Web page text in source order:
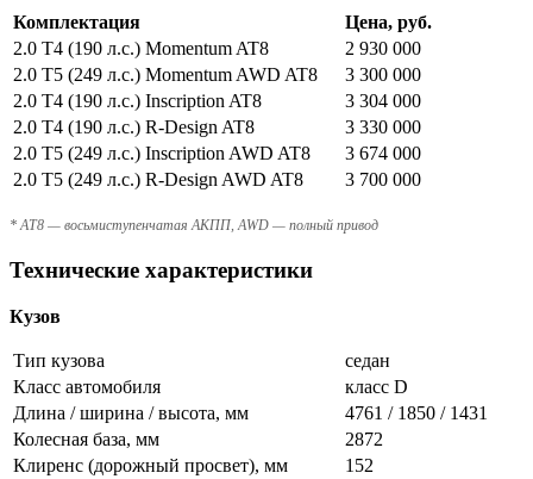
Комплектация
Цена, руб.
2.0 T4 (190 л.с.) Momentum AT8
2 930 000
2.0 T5 (249 л.с.) Momentum AWD AT8
3 300 000
2.0 T4 (190 л.с.) Inscription AT8
3 304 000
2.0 T4 (190 л.с.) R-Design AT8
3 330 000
2.0 T5 (249 л.с.) Inscription AWD AT8
3 674 000
2.0 T5 (249 л.с.) R-Design AWD AT8
3 700 000
* AT8 — восьмиступенчатая АКПП, AWD — полный привод
Технические характеристики
Кузов
Тип кузова
седан
Класс автомобиля
класс D
Длина / ширина / высота, мм
4761 / 1850 / 1431
Колесная база, мм
2872
Клиренс (дорожный просвет), мм
152